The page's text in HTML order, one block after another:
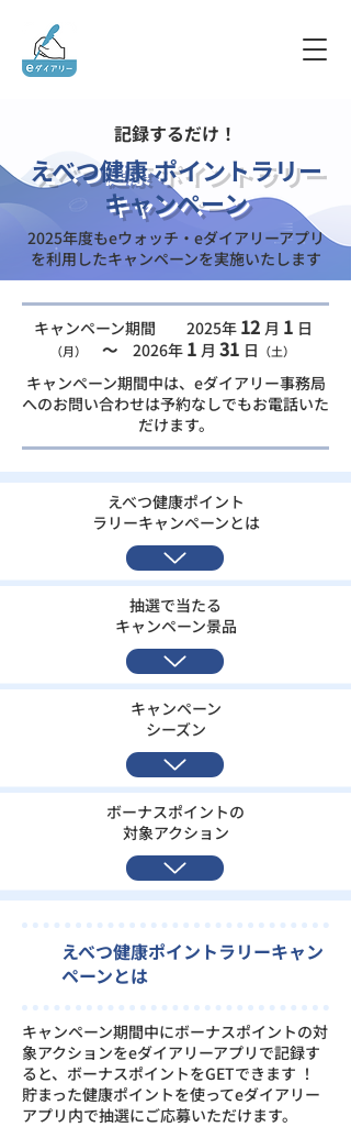
​記録するだけ！
えべつ健康 ポイントラリー
​キャンペーン
2025年度もeウォッチ・eダイアリーアプリ
を利用した​キャンペーンを実施いたします
キャンペーン期間 ​2025年 12 月 1 日
（月） ～ 2026年 1 月 31 日 （土）
キャンペーン期間中は、eダイアリー事務局
へのお問い合わせは予約なしでもお電話いた
だけます。
えべつ健康ポイント
ラリーキャンペーンとは
抽選で当たる
キャンペーン景品
キャンペーン
​シーズン
ボーナスポイントの
​対象アクション
えべつ健康ポイントラリーキャン
ペーンとは
キャンペーン期間中にボーナスポイントの対
象アクションをeダイアリーアプリで記録す
ると、ボーナスポイントをGETできます ！
貯まった健康ポイントを使ってeダイアリー
アプリ内で抽選にご応募いただけます。